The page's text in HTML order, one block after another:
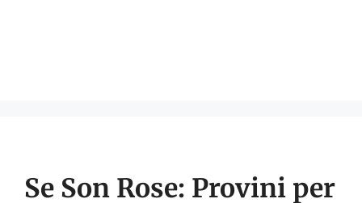
Se Son Rose: Provini per